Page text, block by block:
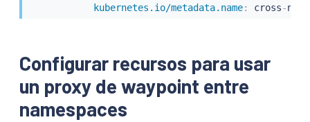
kubernetes.io/metadata.name: cross-
Configurar recursos para usar
un proxy de waypoint entre
namespaces